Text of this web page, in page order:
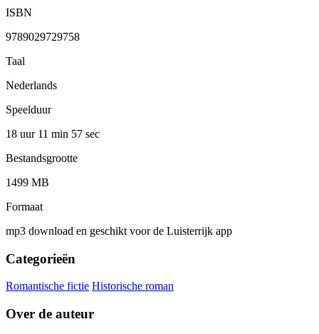
ISBN
9789029729758
Taal
Nederlands
Speelduur
18 uur 11 min 57 sec
Bestandsgrootte
1499 MB
Formaat
mp3 download en geschikt voor de Luisterrijk app
Categorieën
Romantische fictie Historische roman
Over de auteur